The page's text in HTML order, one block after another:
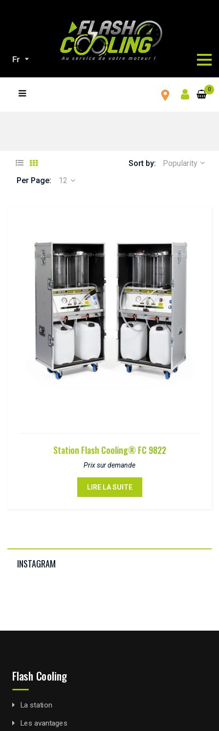
Fr
0
Sort by:
Popularity
Per Page:
12
Station Flash Cooling® FC 9822
Prix sur demande
LIRE LA SUITE
INSTAGRAM
Flash Cooling
La station
Les avantages